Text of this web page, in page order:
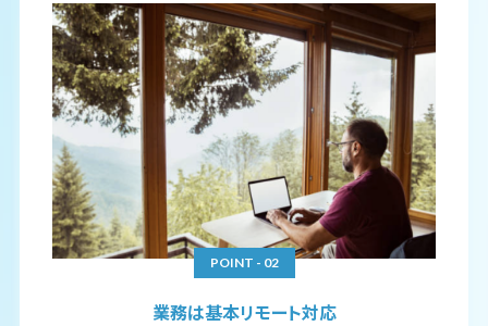
POINT - 02
業務は基本リモート対応